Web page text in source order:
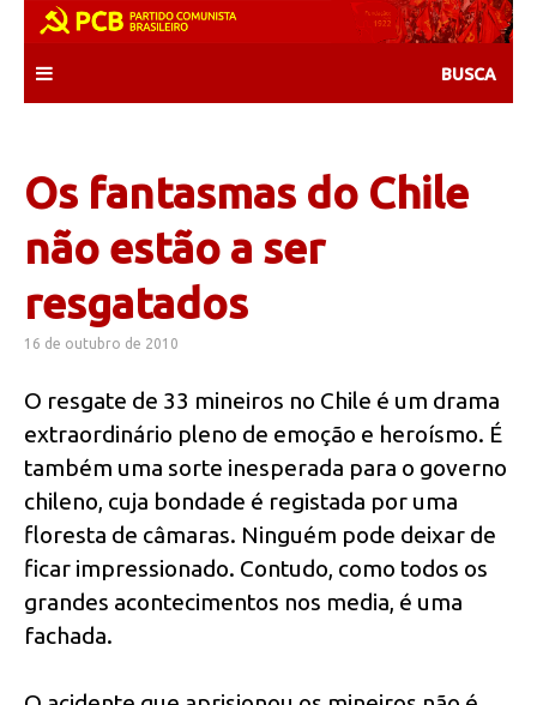
content
Os fantasmas do Chile
não estão a ser
resgatados
16 de outubro de 2010
O resgate de 33 mineiros no Chile é um drama
extraordinário pleno de emoção e heroísmo. É
também uma sorte inesperada para o governo
chileno, cuja bondade é registada por uma
floresta de câmaras. Ninguém pode deixar de
ficar impressionado. Contudo, como todos os
grandes acontecimentos nos media, é uma
fachada.